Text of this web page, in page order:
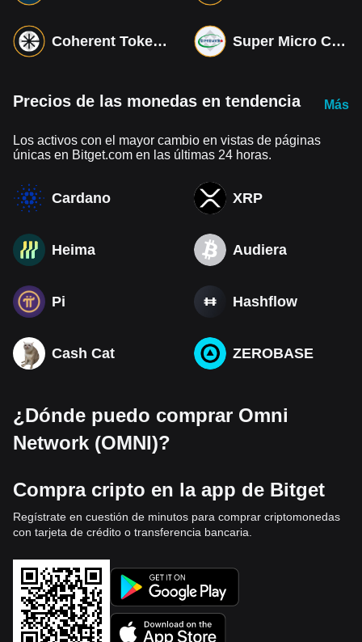
Coherent Tokenized bStocks Super Micro Computer Tokenized bStocks
Precios de las monedas en tendencia Más
Los activos con el mayor cambio en vistas de páginas
únicas en Bitget.com en las últimas 24 horas.
Cardano XRP
Heima Audiera
Pi Hashflow
Cash Cat ZEROBASE
¿Dónde puedo comprar Omni
Network (OMNI)?
Compra cripto en la app de Bitget
Regístrate en cuestión de minutos para comprar criptomonedas
con tarjeta de crédito o transferencia bancaria.